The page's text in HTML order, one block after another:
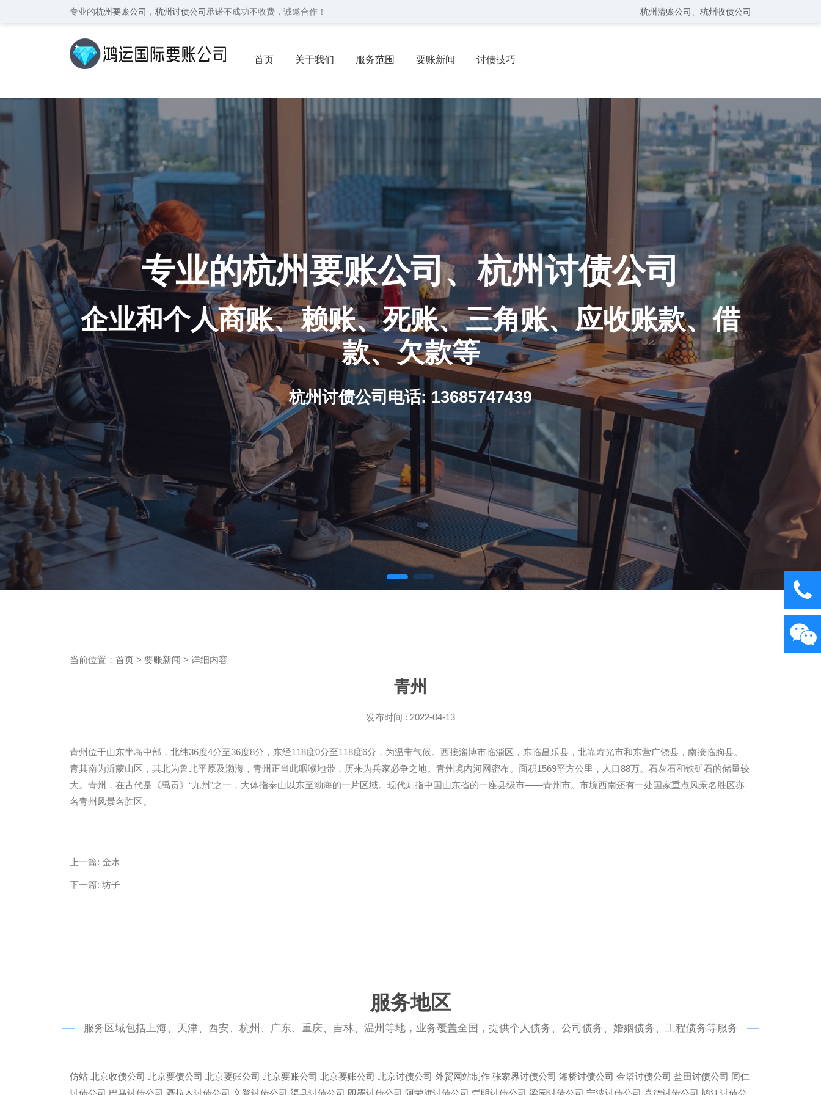
专业的杭州要账公司 ， 杭州讨债公司 承诺不成功不收费，诚邀合作！ 杭州清账公司 杭州收债公司
首页 关于我们 服务范围 要账新闻 讨债技巧
保密协议 委托流程 联系我们
专业的杭州要账公司、杭州讨债公司
企业和个人商账、赖账、死账、三角账、应收账款、借
款、欠款等
杭州讨债公司电话: 13685747439
当前位置： 首页 > 要账新闻 > 详细内容
青州
发布时间 : 2022-04-13
青州位于山东半岛中部，北纬36度4分至36度8分，东经118度0分至118度6分，为温带气候。西接淄博市临淄区，东临昌乐县，北靠寿光市和东营广饶县，南接临朐县。
青其南为沂蒙山区，其北为鲁北平原及渤海，青州正当此咽喉地带，历来为兵家必争之地。青州境内河网密布。面积1569平方公里，人口88万。石灰石和铁矿石的储量较
大。青州，在古代是《禹贡》“九州”之一，大体指泰山以东至渤海的一片区域。现代则指中国山东省的一座县级市——青州市。市境西南还有一处国家重点风景名胜区亦
名青州风景名胜区。
上一篇: 金水
下一篇: 坊子
服务地区
服务区域包括上海、天津、西安、杭州、广东、重庆、吉林、温州等地，业务覆盖全国，提供个人债务、公司债务、婚姻债务、工程债务等服务
仿站 北京收债公司 北京要债公司 北京要账公司 北京要账公司 北京要账公司 北京讨债公司 外贸网站制作 张家界讨债公司 湘桥讨债公司 金塔讨债公司 盐田讨债公司 同仁
讨债公司 巴马讨债公司 聂拉木讨债公司 文登讨债公司 渠县讨债公司 即墨讨债公司 阿荣旗讨债公司 崇明讨债公司 梁园讨债公司 宁波讨债公司 喜德讨债公司 鸠江讨债公